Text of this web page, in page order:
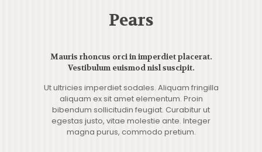
Pears
Mauris rhoncus orci in imperdiet placerat.
Vestibulum euismod nisl suscipit.
Ut ultricies imperdiet sodales. Aliquam fringilla
aliquam ex sit amet elementum. Proin
bibendum sollicitudin feugiat. Curabitur ut
egestas justo, vitae molestie ante. Integer
magna purus, commodo pretium.